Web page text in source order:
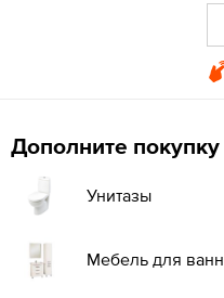
Дополните покупку
Унитазы
Мебель для